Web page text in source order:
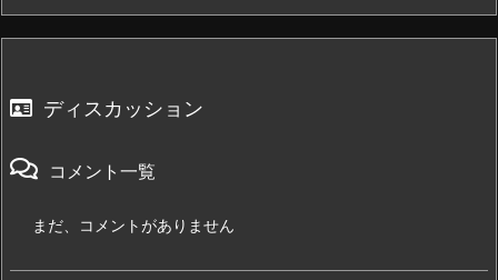
ディスカッション
コメント一覧
まだ、コメントがありません